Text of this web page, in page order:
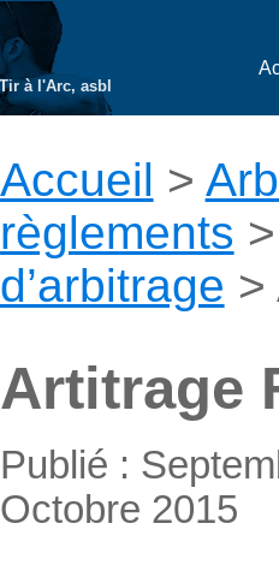
à l'Arc, asbl
Accueil >
règlements
d’arbitrage >
Artitrage
Publié :
Octobre 2015